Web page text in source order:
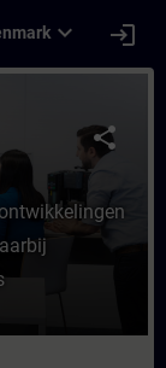
expand_more login
IP9 -
share